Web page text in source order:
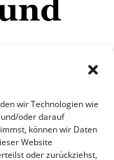
wir Technologien wie
oder darauf
können wir Daten
Website
oder zurückziehst,
- 2026